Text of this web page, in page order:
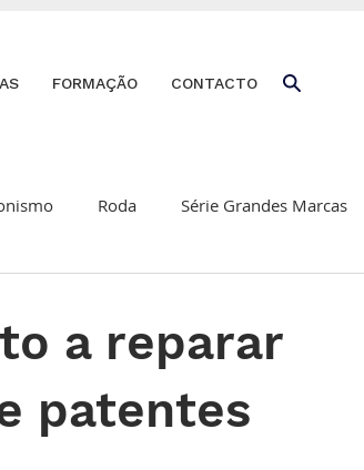
FORMAÇÃO CONTACTO
Roda Série Grandes Marcas
a reparar
patentes